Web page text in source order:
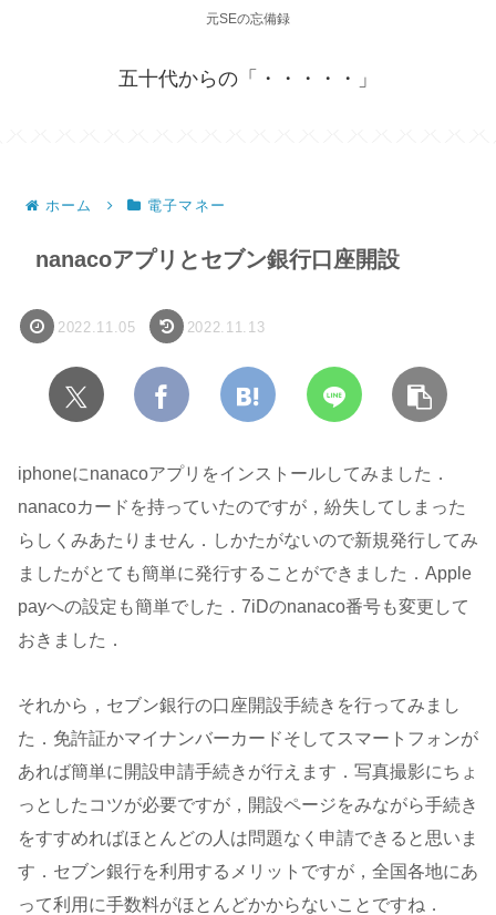
元SEの忘備録
五十代からの「・・・・・」
ホーム 電子マネー
nanacoアプリとセブン銀行口座開設
2022.11.05 2022.11.13
iphoneにnanacoアプリをインストールしてみました．
nanacoカードを持っていたのですが，紛失してしまった
らしくみあたりません．しかたがないので新規発行してみ
ましたがとても簡単に発行することができました．Apple
payへの設定も簡単でした．7iDのnanaco番号も変更して
おきました．
それから，セブン銀行の口座開設手続きを行ってみまし
た．免許証かマイナンバーカードそしてスマートフォンが
あれば簡単に開設申請手続きが行えます．写真撮影にちょ
っとしたコツが必要ですが，開設ページをみながら手続き
をすすめればほとんどの人は問題なく申請できると思いま
す．セブン銀行を利用するメリットですが，全国各地にあ
って利用に手数料がほとんどかからないことですね．